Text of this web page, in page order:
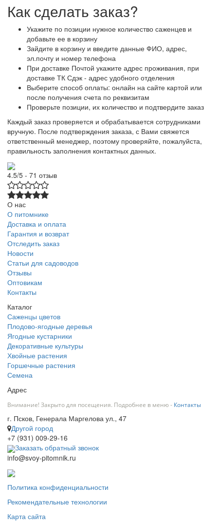
Как сделать заказ?
Укажите по позиции нужное количество саженцев и
добавьте ее в корзину
Зайдите в корзину и введите данные ФИО, адрес,
эл.почту и номер телефона
При доставке Почтой укажите адрес проживания, при
доставке ТК Сдэк - адрес удобного отделения
Выберите способ оплаты: онлайн на сайте картой или
после получения счета по реквизитам
Проверьте позиции, их количество и подтвердите заказ
Каждый заказ проверяется и обрабатывается сотрудниками
вручную. После подтверждения заказа, с Вами свяжется
ответственный менеджер, поэтому проверяйте, пожалуйста,
правильность заполнения контактных данных.
4.5/5 - 71 отзыв
О нас
О питомнике
Доставка и оплата
Гарантия и возврат
Отследить заказ
Новости
Статьи для садоводов
Отзывы
Оптовикам
Контакты
Каталог
Саженцы цветов
Плодово-ягодные деревья
Ягодные кустарники
Декоративные культуры
Хвойные растения
Горшечные растения
Семена
Адрес
Внимание! Закрыто для посещения. Подробнее в меню - Контакты
г. Псков, Генерала Маргелова ул., 47
Другой город
+7 (931) 009-29-16
Заказать обратный звонок
info@svoy-pitomnik.ru
Политика конфиденциальности
Рекомендательные технологии
Карта сайта